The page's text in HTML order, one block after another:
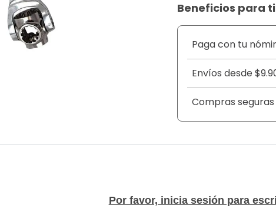
grados de diferentes
estoy seguro de lo
para trabajos
trabajo..***
ampliamente
profesional
alrededor de la
lugar, en cualquier
mango: el diseño
uso y ayuda a
Beneficios para ti
Paga con tu
Envíos desde
Compras seguras
Por favor, inicia sesión para